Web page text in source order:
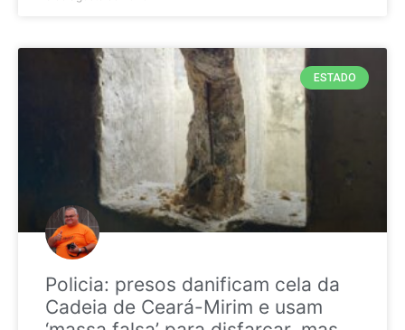
ESTADO
Policia: presos danificam cela da
Cadeia de Ceará-Mirim e usam